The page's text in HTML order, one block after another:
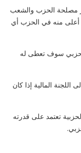
مصلحة الحزب والشعب
أعلى منه في الحزب أي
الحزبي سوف تعطى له
المالية إذا كان
تعتمد على قدرته